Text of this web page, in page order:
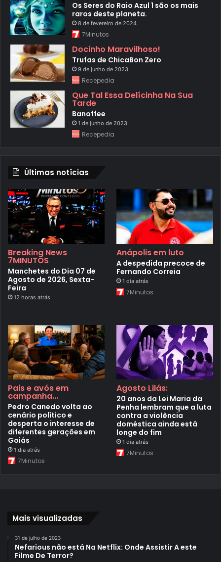
Os Seres do Raio Azul 1 são os mais
raros deste planeta.
8 de fevereiro de 2024
7Minutos
Docinho Maravilhoso!
Trufas de ChicaBon Zero
9 de junho de 2023
Recepedia
Que Tal Essa Delícinha Na Sua
Tarde
Banoffee
1 de junho de 2023
Recepedia
Últimas notícias
Breaking News
7MINUTOS
Manchetes do Dia 07 de
Agosto de 2026, Sexta-
Feira
12 horas atrás
Anápolis em luto
A despedida precoce de
Fernando Correia
1 dia atrás
7Minutos
Pais e avós em
campanha...
Pedro Canedo volta ao
cenário político e
desperta o interesse de
diferentes gerações em
Goiás
1 dia atrás
7Minutos
Agosto Lilás:
20 anos da Lei Maria da
Penha lembram que a luta
contra a violência
doméstica ainda está
longe do fim
1 dia atrás
7Minutos
Mais visualizadas
31 de julho de 2023
Nefarious não está Na Netflix: Onde Assistir A este
Filme De Terror?